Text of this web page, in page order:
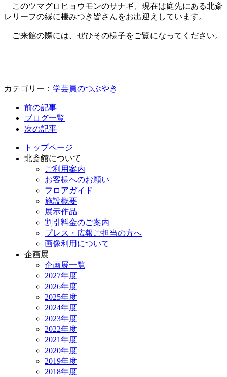
このツマグロヒョウモンのサナギ、現在は庭先にある北斎
レリーフの縁に棲みつき皆さんをお出迎えしています。
ご来館の際には、ぜひその様子をご覧になってください。
カテゴリー： 学芸員のつぶやき
前の記事
ブログ一覧
次の記事
トップページ
北斎館について
ご利用案内
お客様へのお願い
フロアガイド
施設概要
展示作品
割引料金のご案内
プレス・広報ご担当の方へ
画像利用について
企画展
企画展一覧
2027年度
2026年度
2025年度
2024年度
2023年度
2022年度
2021年度
2020年度
2019年度
2018年度